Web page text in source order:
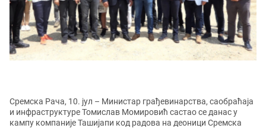
Сремска Рача, 10. јул – Министар грађевинарства, саобраћаја
и инфраструктуре Томислав Момировић састао се данас у
кампу компаније Ташијапи код радова на деоници Сремска